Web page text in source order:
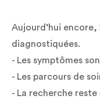
Aujourd’hui encore,
diagnostiquées.
- Les symptômes
- Les parcours de
- La recherche